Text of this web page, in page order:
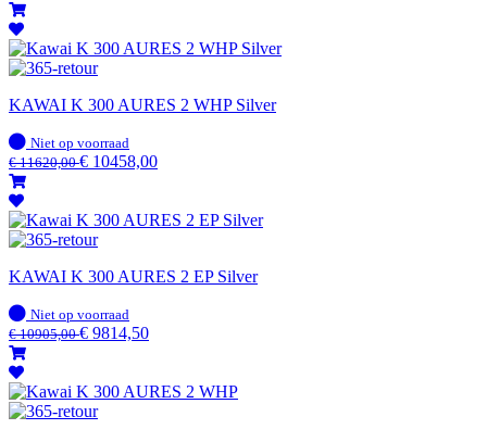
KAWAI K 300 AURES 2 WHP Silver
Op
voorraad
Niet op voorraad
€11620,00€ 10458,00
KAWAI K 300 AURES 2 EP Silver
Op
voorraad
Niet op voorraad
€10905,00€ 9814,50